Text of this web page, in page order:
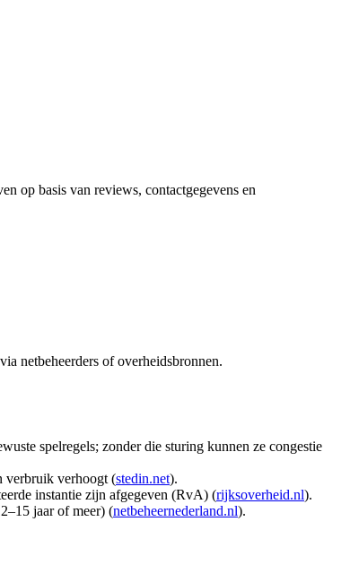
op basis van reviews, contactgegevens en
netbeheerders of overheidsbronnen.
spelregels; zonder die sturing kunnen ze congestie
verbruik verhoogt (stedin.net).
instantie zijn afgegeven (RvA) (rijksoverheid.nl).
jaar of meer) (netbeheernederland.nl).